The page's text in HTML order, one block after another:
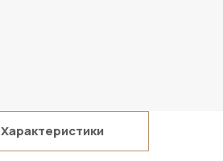
Характеристики